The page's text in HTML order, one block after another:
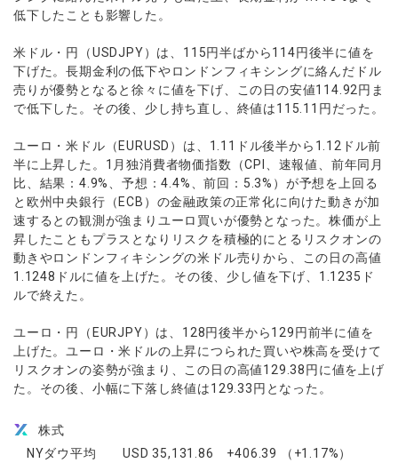
休眠口座と凍結口座
通貨インデックス
キャンペーン
お問合せ
よくあるご質問
日本語
Русский
Español
ไทย
デモ口座を開設する
法人のお客様はこちら
低下したことも影響した。
米ドル・円（USDJPY）は、115円半ばから114円後半に値を
下げた。長期金利の低下やロンドンフィキシングに絡んだドル
売りが優勢となると徐々に値を下げ、この日の安値114.92円ま
で低下した。その後、少し持ち直し、終値は115.11円だった。
ユーロ・米ドル（EURUSD）は、1.11ドル後半から1.12ドル前
半に上昇した。1月独消費者物価指数（CPI、速報値、前年同月
比、結果：4.9%、予想：4.4%、前回：5.3%）が予想を上回る
と欧州中央銀行（ECB）の金融政策の正常化に向けた動きが加
速するとの観測が強まりユーロ買いが優勢となった。株価が上
昇したこともプラスとなりリスクを積極的にとるリスクオンの
動きやロンドンフィキシングの米ドル売りから、この日の高値
1.1248ドルに値を上げた。その後、少し値を下げ、1.1235ド
ルで終えた。
ユーロ・円（EURJPY）は、128円後半から129円前半に値を
上げた。ユーロ・米ドルの上昇につられた買いや株高を受けて
リスクオンの姿勢が強まり、この日の高値129.38円に値を上げ
た。その後、小幅に下落し終値は129.33円となった。
株式
NYダウ平均 USD 35,131.86 +406.39 （+1.17%）